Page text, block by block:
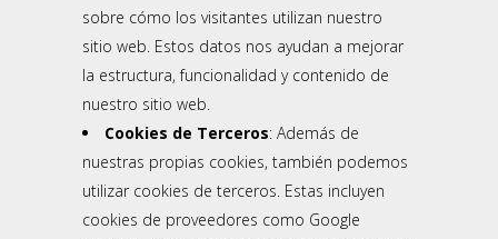
sobre cómo los visitantes utilizan nuestro
sitio web. Estos datos nos ayudan a mejorar
la estructura, funcionalidad y contenido de
nuestro sitio web.
Cookies de Terceros: Además de
nuestras propias cookies, también podemos
utilizar cookies de terceros. Estas incluyen
cookies de proveedores como Google